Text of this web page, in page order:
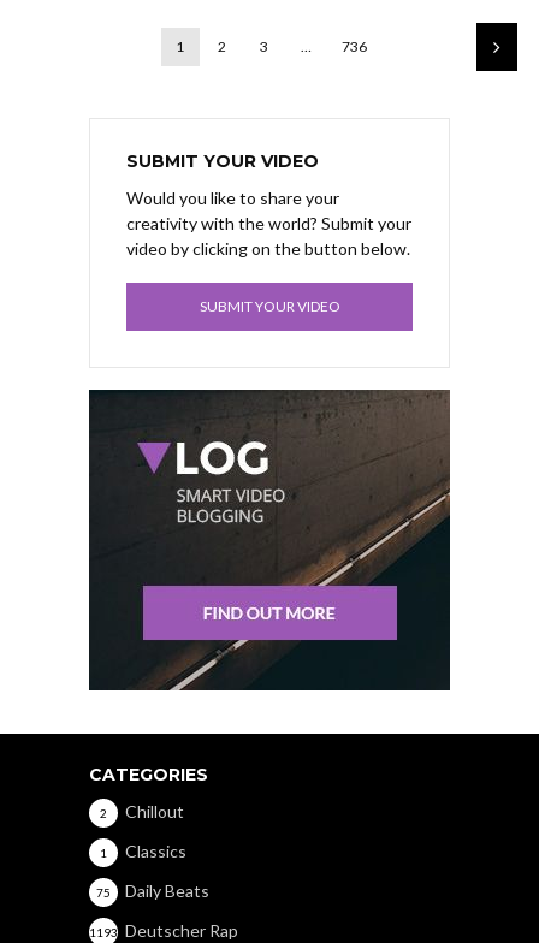
1 2 3 … 736
SUBMIT YOUR VIDEO
Would you like to share your
creativity with the world? Submit your
video by clicking on the button below.
SUBMIT YOUR VIDEO
CATEGORIES
Chillout
2
Classics
1
Daily Beats
75
Deutscher Rap
1193